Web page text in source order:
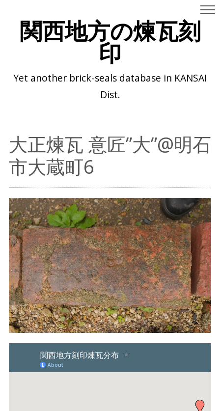
関西地方の煉瓦刻
印
Yet another brick-seals database in KANSAI
Dist.
大正煉瓦 意匠”大”@明石
市大蔵町6